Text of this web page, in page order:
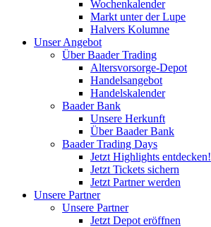
Wochenkalender
Markt unter der Lupe
Halvers Kolumne
Unser Angebot
Über Baader Trading
Altersvorsorge-Depot
Handelsangebot
Handelskalender
Baader Bank
Unsere Herkunft
Über Baader Bank
Baader Trading Days
Jetzt Highlights entdecken!
Jetzt Tickets sichern
Jetzt Partner werden
Unsere Partner
Unsere Partner
Jetzt Depot eröffnen